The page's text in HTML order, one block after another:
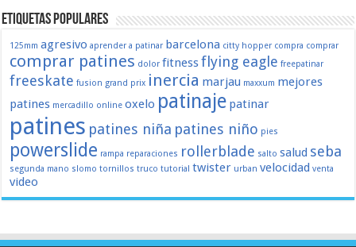
Etiquetas populares
125mm agresivo aprender a patinar barcelona citty hopper compra comprar
comprar patines dolor fitnessflying eagle freepatinar
freeskate fusion grand prix inercia marjau maxxum mejores
patines mercadillo online oxelo patinaje patinar
patines patines niña patines niño pies
powerslide rampa reparaciones rollerblade salto salud seba
segunda mano slomo tornillos truco tutorial twister urban velocidad venta
video